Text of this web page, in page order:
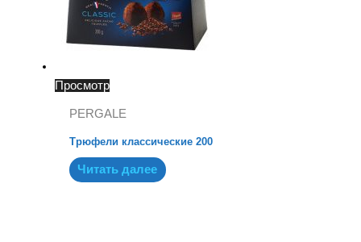
Просмотр
PERGALE
Трюфели классические 200
Читать далее